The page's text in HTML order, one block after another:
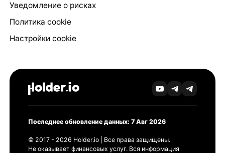
Уведомление о рисках
Политика cookie
Настройки cookie
Последнее обновление данных: 7 Авг 2026
© 2017 - 2026 Holder.io | Все права защищены.
Не оказывает финансовых услуг. Вся информация